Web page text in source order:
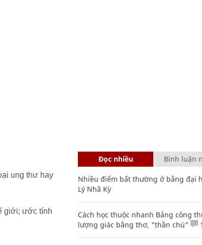
ung thư hay
giới; ước tính
Đọc nhiều Bình luận
Nhiều điểm bất thường ở bằng đại
Lý Nhã Kỳ
Cách học thuộc nhanh Bảng công
lượng giác bằng thơ, "thần chú"